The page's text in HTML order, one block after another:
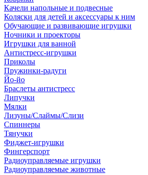
Качели напольные и подвесные
Коляски для детей и аксессуары к ним
Обучающие и развивающие игрушки
Ночники и проекторы
Игрушки для ванной
Антистресс-игрушки
Приколы
Пружинки-радуги
Йо-йо
Браслеты антистресс
Липучки
Мялки
Лизуны/Слаймы/Слизи
Спиннеры
Тянучки
Фиджет-игрушки
Фингерспорт
Радиоуправляемые игрушки
Радиоуправляемые животные